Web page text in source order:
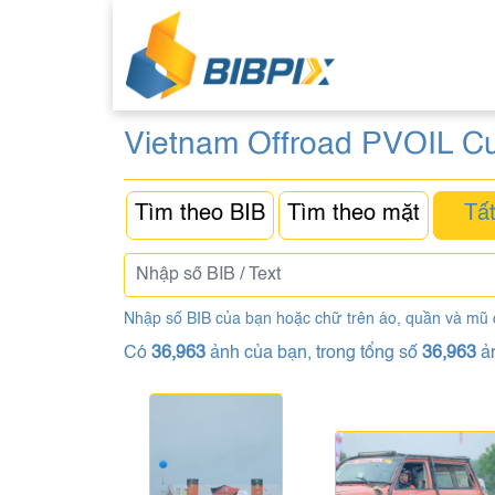
Vietnam Offroad PVOIL
Tìm theo BIB Tìm theo mặt
Nhập số BIB của bạn hoặc chữ trên áo, quần và mũ
Có 36,963 ảnh của bạn, trong tổng số 36,963